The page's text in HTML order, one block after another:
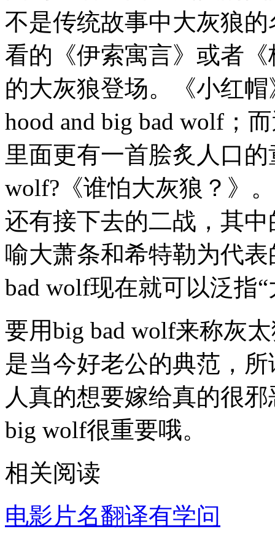
不是传统故事中大灰狼
看的《伊索寓言》或者
的大灰狼登场。《小红
hood and big bad wolf；
里面更有一首脍炙人口的
wolf?《谁怕大灰狼？》
还有接下去的二战，其
喻大萧条和希特勒为代
bad wolf现在就可以泛指
要用big bad wolf来称灰
是当今好老公的典范，
人真的想要嫁给真的很
big wolf很重要哦。
相关阅读
电影片名翻译有学问